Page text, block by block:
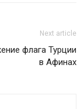
Next article
флага Турции
в Афинах